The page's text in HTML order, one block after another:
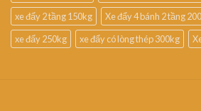
xe đẩy 2 tầng 150kg
Xe đẩy 4 bánh 2 tầng
xe đẩy 250kg
xe đẩy có lòng thép 300kg